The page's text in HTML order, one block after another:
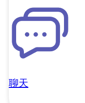
首页
商圈